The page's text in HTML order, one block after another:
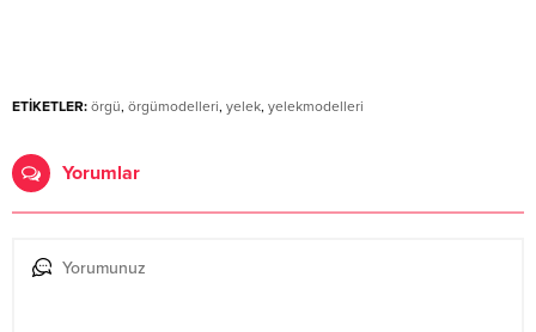
ETİKETLER: örgü, örgümodelleri, yelek, yelekmodelleri
Yorumlar